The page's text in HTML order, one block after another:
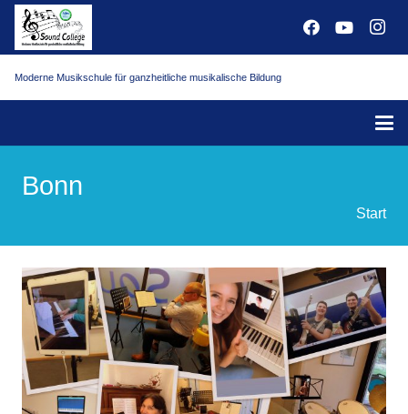
Moderne Musikschule für ganzheitliche musikalische Bildung
Bonn
Start